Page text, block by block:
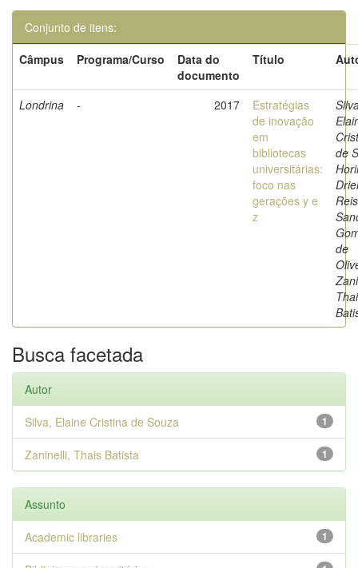
Conjunto de itens:
Câmpus
Programa/Curso
Data do
documento
Título
Londrina - 2017
Estratégias
de inovação
em
bibliotecas
universitárias:
foco nas
gerações y e
z
de
de
Busca facetada
Autor
1
Silva, Elaine Cristina de Souza
1
Zaninelli, Thais Batista
Assunto
1
Academic libraries